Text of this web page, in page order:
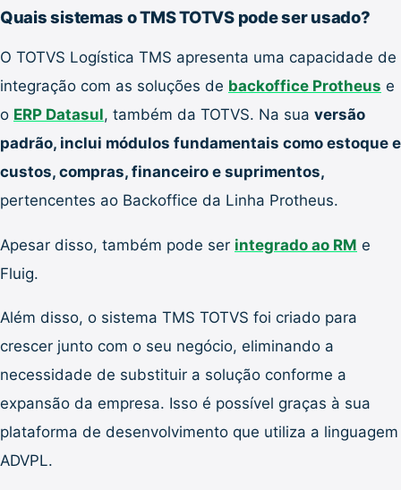
Quais sistemas o TMS TOTVS pode ser usado?
O TOTVS Logística TMS apresenta uma capacidade de
integração com as soluções de backoffice Protheus e
o ERP Datasul, também da TOTVS. Na sua versão
padrão, inclui módulos fundamentais como estoque e
custos, compras, financeiro e suprimentos,
pertencentes ao Backoffice da Linha Protheus.
Apesar disso, também pode ser integrado ao RM e
Fluig.
Além disso, o sistema TMS TOTVS foi criado para
crescer junto com o seu negócio, eliminando a
necessidade de substituir a solução conforme a
expansão da empresa. Isso é possível graças à sua
plataforma de desenvolvimento que utiliza a linguagem
ADVPL.